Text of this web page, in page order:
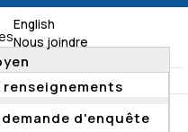
English
Nous joindre
d'enquête
d'enquête